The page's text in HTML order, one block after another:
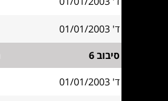
ד' 01/01/2003
סיבוב 6
ד' 01/01/2003